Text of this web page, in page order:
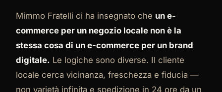
Mimmo Fratelli ci ha insegnato che un e-
commerce per un negozio locale non è la
stessa cosa di un e-commerce per un brand
digitale. Le logiche sono diverse. Il cliente
locale cerca vicinanza, freschezza e fiducia —
non varietà infinita e spedizione in 24 ore da un